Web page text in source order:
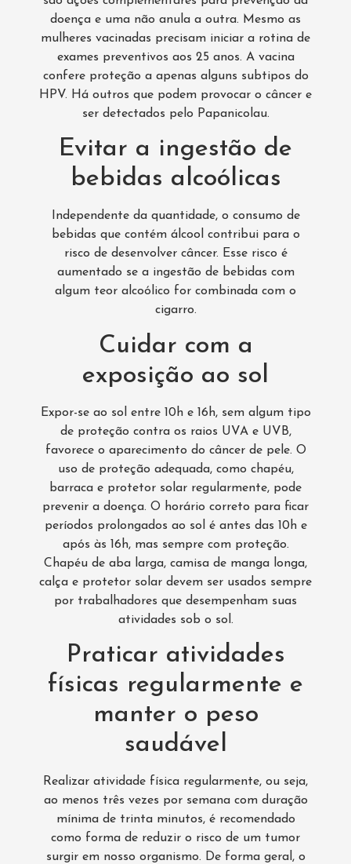
doença e uma não anula a outra. Mesmo as
mulheres vacinadas precisam iniciar a rotina de
exames preventivos aos 25 anos. A vacina
confere proteção a apenas alguns subtipos do
HPV. Há outros que podem provocar o câncer e
ser detectados pelo Papanicolau.
Evitar a ingestão de
bebidas alcoólicas
Independente da quantidade, o consumo de
bebidas que contém álcool contribui para o
risco de desenvolver câncer. Esse risco é
aumentado se a ingestão de bebidas com
algum teor alcoólico for combinada com o
cigarro.
Cuidar com a
exposição ao sol
Expor-se ao sol entre 10h e 16h, sem algum tipo
de proteção contra os raios UVA e UVB,
favorece o aparecimento do câncer de pele. O
uso de proteção adequada, como chapéu,
barraca e protetor solar regularmente, pode
prevenir a doença. O horário correto para ficar
períodos prolongados ao sol é antes das 10h e
após às 16h, mas sempre com proteção.
Chapéu de aba larga, camisa de manga longa,
calça e protetor solar devem ser usados sempre
por trabalhadores que desempenham suas
atividades sob o sol.
Praticar atividades
físicas regularmente e
manter o peso
saudável
Realizar atividade física regularmente, ou seja,
ao menos três vezes por semana com duração
mínima de trinta minutos, é recomendado
como forma de reduzir o risco de um tumor
surgir em nosso organismo. De forma geral, o